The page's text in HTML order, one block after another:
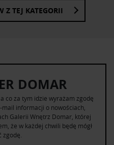
Z TEJ KATEGORII
DOMAR
co za tym idzie wyrażam zgodę
informacji o nowościach,
Galerii Wnętrz Domar, której
że w każdej chwili będę mógł
zgodę.